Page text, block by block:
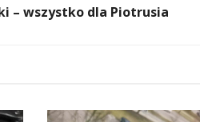
– wszystko dla Piotrusia